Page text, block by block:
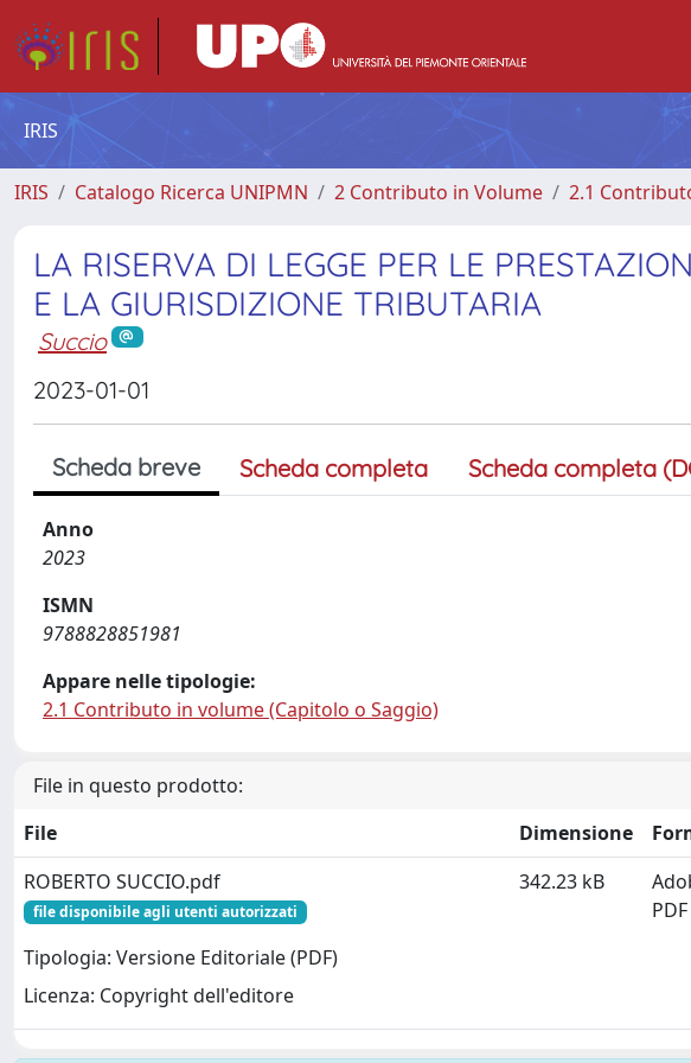
IRIS
IRIS Catalogo Ricerca UNIPMN 2 Contributo in Volume 2.1
LA RISERVA DI LEGGE PER LE
E LA GIURISDIZIONE TRIBUTARIA
Succio
2023-01-01
Scheda breve Scheda completa Scheda completa
Anno
2023
ISMN
9788828851981
Appare nelle tipologie:
2.1 Contributo in volume (Capitolo o Saggio)
File in questo prodotto:
File
Dimensione
ROBERTO SUCCIO.pdf
file disponibile agli utenti autorizzati
Tipologia: Versione Editoriale (PDF)
Licenza: Copyright dell'editore
342.23 kB
PDF